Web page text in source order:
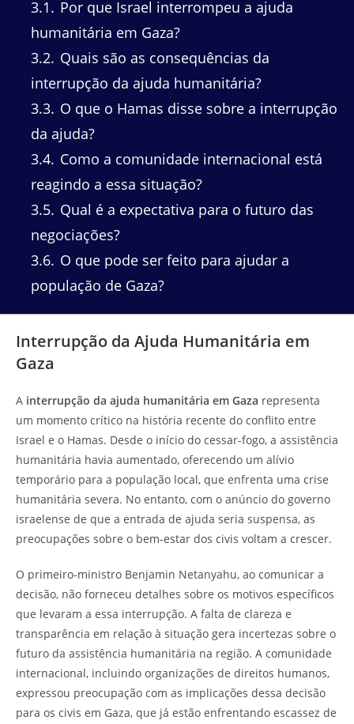
3.1
Por que Israel interrompeu a ajuda
humanitária em Gaza?
3.2 Quais são as consequências da
interrupção da ajuda humanitária?
3.3 O que o Hamas disse sobre a interrupção
da ajuda?
3.4 Como a comunidade internacional está
reagindo a essa situação?
3.5 Qual é a expectativa para o futuro das
negociações?
3.6 O que pode ser feito para ajudar a
população de Gaza?
Interrupção da Ajuda Humanitária em
Gaza
A interrupção da ajuda humanitária em Gaza representa
um momento crítico na história recente do conflito entre
Israel e o Hamas. Desde o início do cessar-fogo, a assistência
humanitária havia aumentado, oferecendo um alívio
temporário para a população local, que enfrenta uma crise
humanitária severa. No entanto, com o anúncio do governo
israelense de que a entrada de ajuda seria suspensa, as
preocupações sobre o bem-estar dos civis voltam a crescer.
O primeiro-ministro Benjamin Netanyahu, ao comunicar a
decisão, não forneceu detalhes sobre os motivos específicos
que levaram a essa interrupção. A falta de clareza e
transparência em relação à situação gera incertezas sobre o
futuro da assistência humanitária na região. A comunidade
internacional, incluindo organizações de direitos humanos,
expressou preocupação com as implicações dessa decisão
para os civis em Gaza, que já estão enfrentando escassez de